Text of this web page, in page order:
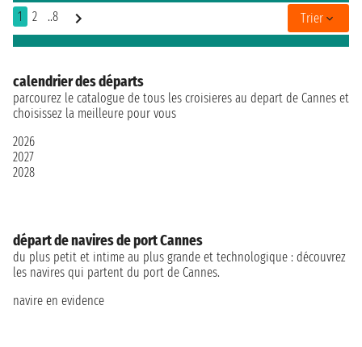
1 2 ..8 Trier
calendrier des départs
parcourez le catalogue de tous les croisieres au depart de Cannes et
choisissez la meilleure pour vous
2026
2027
2028
départ de navires de port Cannes
du plus petit et intime au plus grande et technologique : découvrez
les navires qui partent du port de Cannes.
navire en evidence